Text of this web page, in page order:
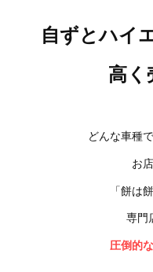
自ずとハイ
高く
どんな車種
お
「餅は
専門
圧倒的